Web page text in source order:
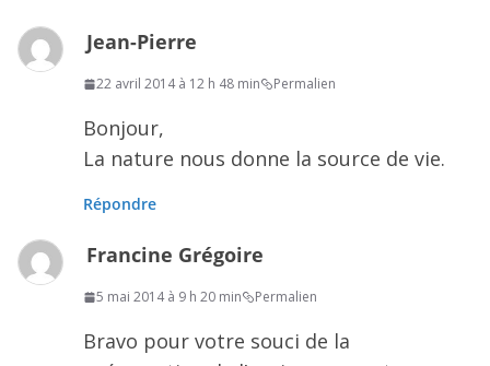
Jean-Pierre
22 avril 2014 à 12 h 48 min Permalien
Bonjour,
La nature nous donne la source de vie.
Répondre
Francine Grégoire
5 mai 2014 à 9 h 20 min Permalien
Bravo pour votre souci de la